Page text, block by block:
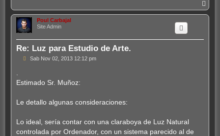
r
r
Poul Carbajal
Site Admin
Re: Luz para Estudio de Arte.
M
a
Sab Nov 02, 2013 12:12 pm
Estimado Sr. Muñoz:
Le detallo algunas consideraciones:
Lo ideal, sería contar con una claraboya de Luz Natural
controlada por Ordenador, con un sistema parecido al de